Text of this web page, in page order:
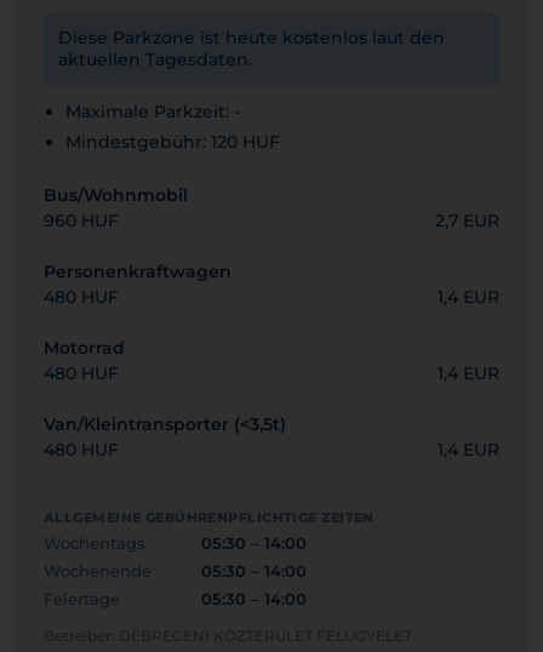
Diese Parkzone ist heute kostenlos laut den
aktuellen Tagesdaten.
Maximale Parkzeit: -
Mindestgebühr: 120 HUF
Bus/Wohnmobil
960 HUF
2,7 EUR
Personenkraftwagen
480 HUF
1,4 EUR
Motorrad
480 HUF
1,4 EUR
Van/Kleintransporter (<3,5t)
480 HUF
1,4 EUR
ALLGEMEINE GEBÜHRENPFLICHTIGE ZEITEN
Wochentags
05:30 – 14:00
Wochenende
05:30 – 14:00
Feiertage
05:30 – 14:00
Betreiber: DEBRECENI KÖZTERÜLET FELÜGYELET